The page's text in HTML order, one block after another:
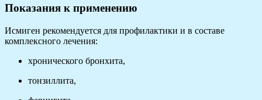
Показания к применению
Исмиген рекомендуется для профилактики и в составе
комплексного лечения:
хронического бронхита,
тонзиллита,